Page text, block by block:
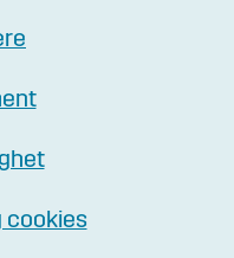
cookies